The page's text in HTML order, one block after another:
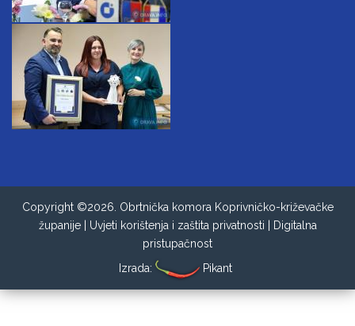
Copyright ©2026. Obrtnička komora Koprivničko-križevačke
županije | Uvjeti korištenja i zaštita privatnosti | Digitalna
pristupačnost
Izrada:
Pikant